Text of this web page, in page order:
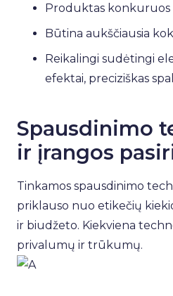
Produktas
Būtina aukščiausia
Reikalingi sudėtingi
efektai, preciziškas
Spausdinimo
ir įrangos
Tinkamos spausdinimo
priklauso nuo etikečių
ir biudžeto. Kiekviena
privalumų ir trūkumų.